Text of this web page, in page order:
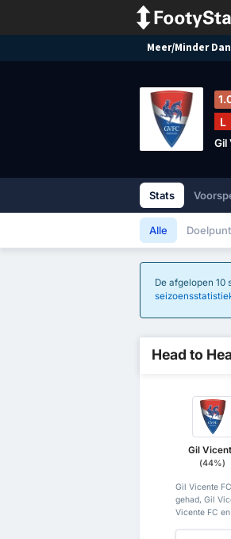
Meer/Minder Dan
L
Gil
Stats
Alle
De afgelopen
Head to
Gil
(44%)
Gil Vicente
gehad, Gil
Vicente FC